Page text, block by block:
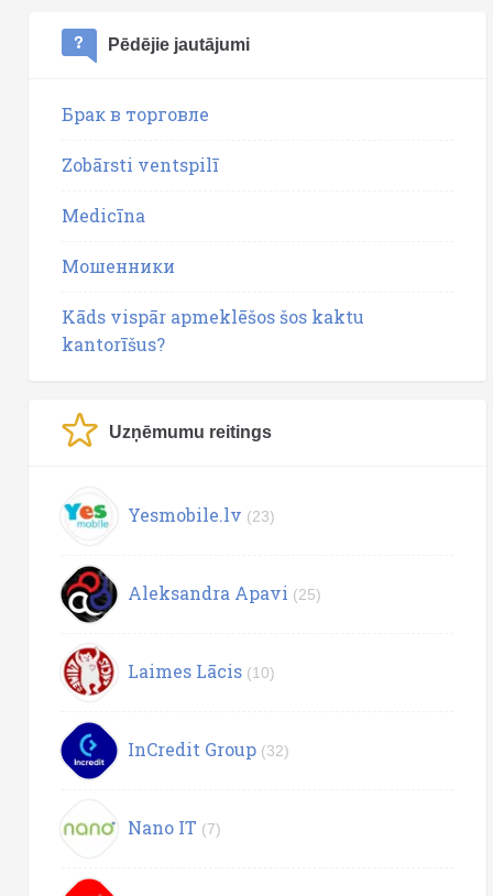
Pēdējie jautājumi
Брак в торговле
Zobārsti ventspilī
Medicīna
Мошенники
Kāds vispār apmeklēšos šos kaktu
kantorīšus?
Uzņēmumu reitings
Yesmobile.lv (23)
Aleksandra Apavi (25)
Laimes Lācis (10)
InCredit Group (32)
Nano IT (7)